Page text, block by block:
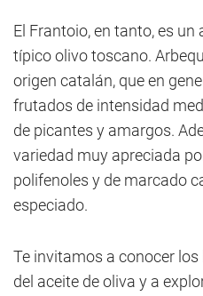
El Frantoio, en tanto, es un
típico olivo toscano.
origen catalán, que en
frutados de intensidad
de picantes y amargos.
variedad muy apreciada
polifenoles y de marcado
especiado.
Te invitamos a conocer
del aceite de oliva y a